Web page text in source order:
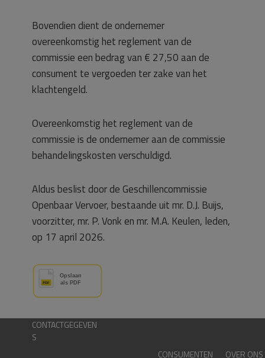
Bovendien dient de ondernemer
overeenkomstig het reglement van de
commissie een bedrag van € 27,50 aan de
consument te vergoeden ter zake van het
klachtengeld.
Overeenkomstig het reglement van de
commissie is de ondernemer aan de commissie
behandelingskosten verschuldigd.
Aldus beslist door de Geschillencommissie
Openbaar Vervoer, bestaande uit mr. D.J. Buijs,
voorzitter, mr. P. Vonk en mr. M.A. Keulen, leden,
op 17 april 2026.
CONTACTGEGEVEN
S
CONSUMENTEN
OVER ONS